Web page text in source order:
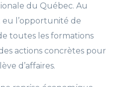
du Québec. Au
eu l’opportunité de
toutes les formations
actions concrètes pour
d’affaires.